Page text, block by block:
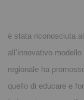
è stata riconosciuta
all’innovativo
regionale ha
quello di educare e